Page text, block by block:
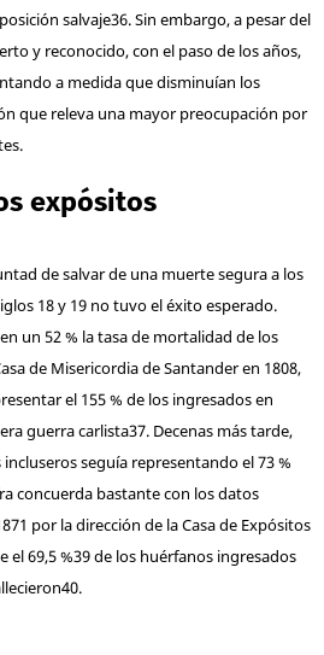
salvaje36. Sin embargo, a pesar del
y reconocido, con el paso de los años,
a medida que disminuían los
que releva una mayor preocupación por
expósitos
de salvar de una muerte segura a los
18 y 19 no tuvo el éxito esperado.
un 52 % la tasa de mortalidad de los
de Misericordia de Santander en 1808,
el 155 % de los ingresados en
guerra carlista37. Decenas más tarde,
seguía representando el 73 %
concuerda bastante con los datos
por la dirección de la Casa de Expósitos
el 69,5 %39de los huérfanos ingresados
40.